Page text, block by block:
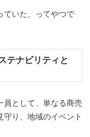
ていた、ってやつで
テナビリティと
員として、単なる商売
り、地域のイベント